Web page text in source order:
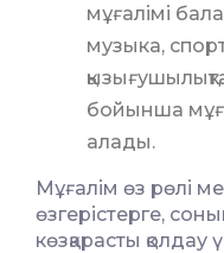
мұғалімі
музыка,
бойынша
алады.
Мұғалім өз рөлі
өзгерістерге,
көзқарасты қолдау